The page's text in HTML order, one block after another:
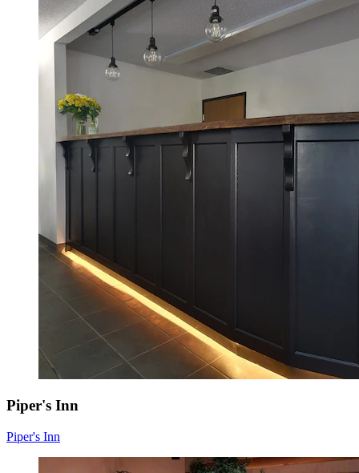
Piper's Inn
Piper's Inn